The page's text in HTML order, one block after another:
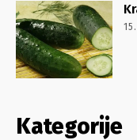
Kategorije